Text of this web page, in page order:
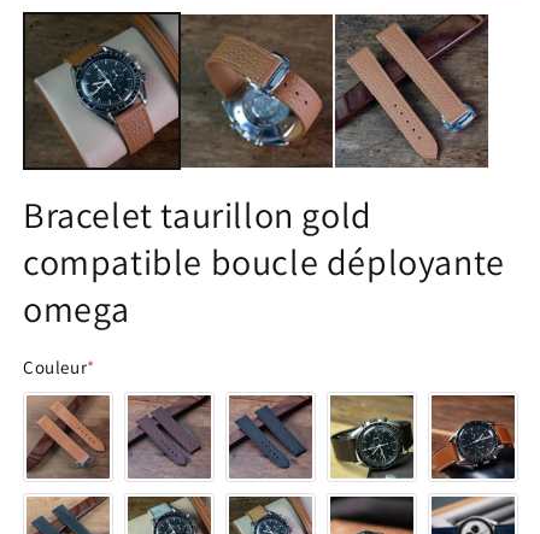
le
média
dans
une
fenêtre
modale
Bracelet taurillon gold
compatible boucle déployante
omega
Couleur*